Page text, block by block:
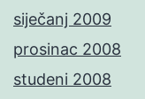
siječanj 2009
prosinac 2008
studeni 2008